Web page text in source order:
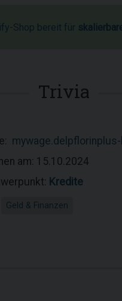
Shop bereit für
Trivia
am: 15.10.2024
Kredite
Geld & Finanzen